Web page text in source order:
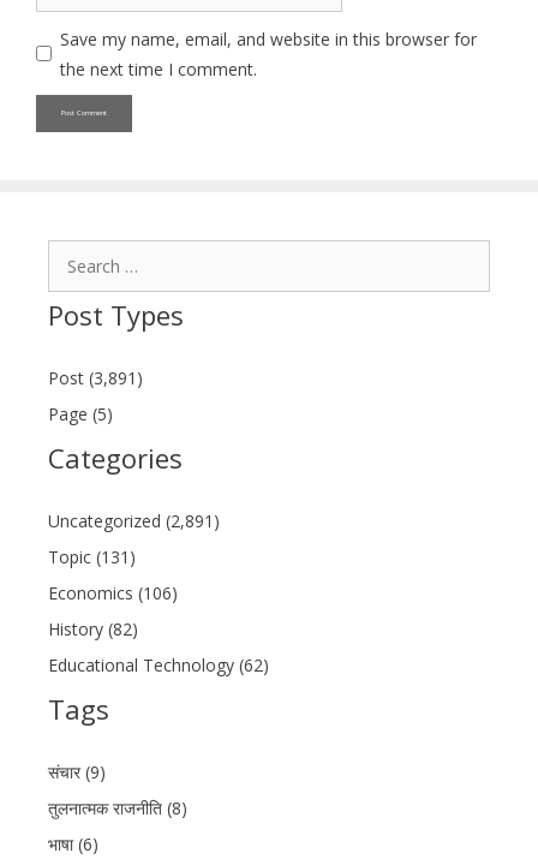
Save my name, email, and website in this browser for
the next time I comment.
Post Types
Post (3,891)
Page (5)
Categories
Uncategorized (2,891)
Topic (131)
Economics (106)
History (82)
Educational Technology (62)
Tags
संचार (9)
तुलनात्मक राजनीति (8)
भाषा (6)